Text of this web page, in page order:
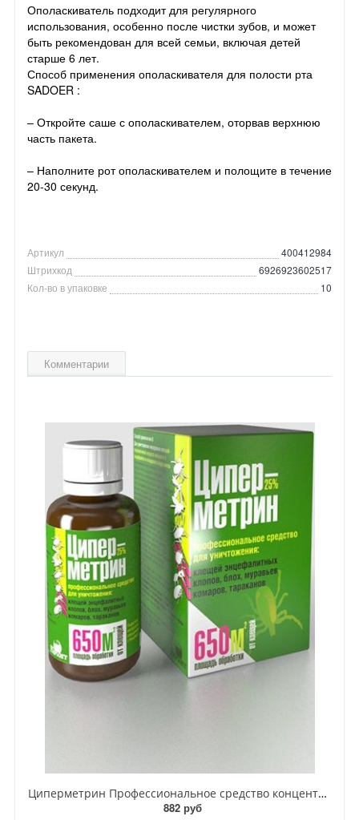
Ополаскиватель подходит для регулярного
использования, особенно после чистки зубов, и может
быть рекомендован для всей семьи, включая детей
старше 6 лет.
Способ применения ополаскивателя для полости рта
SADOER :
– Откройте саше с ополаскивателем, оторвав верхнюю
часть пакета.
– Наполните рот ополаскивателем и полощите в течение
20-30 секунд.
Артикул
400412984
Штрихкод
6926923602517
Кол-во в упаковке
10
Комментарии
Циперметрин Профессиональное средство концентрат эмульсии 25% для уничтожения тараканов, мух,комаров, блох, клопов, муравьев, ос 50 мл
882 руб